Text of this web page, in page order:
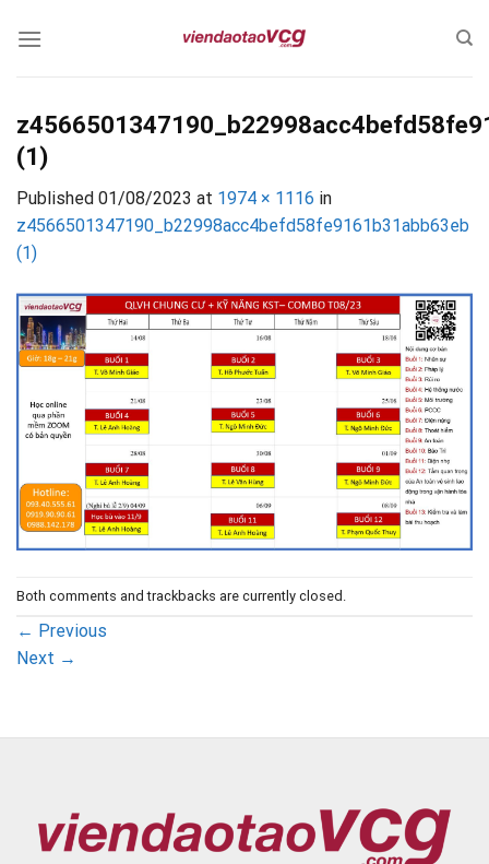
(1)
Published 01/08/2023 at 1974 × 1116 in
z4566501347190_b22998acc4befd58fe9161b31abb63eb
(1)
Both comments and trackbacks are currently closed.
← Previous
Next →